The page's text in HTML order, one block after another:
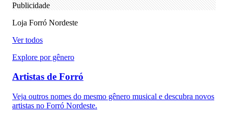
Publicidade
Loja Forró Nordeste
Ver todos
Explore por gênero
Artistas de Forró
Veja outros nomes do mesmo gênero musical e descubra novos
artistas no Forró Nordeste.